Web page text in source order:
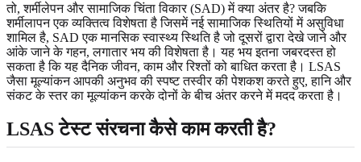
तो, शर्मीलेपन और सामाजिक चिंता विकार (SAD) में क्या अंतर है? जबकि
शर्मीलापन एक व्यक्तित्व विशेषता है जिसमें नई सामाजिक स्थितियों में असुविधा
शामिल है, SAD एक मानसिक स्वास्थ्य स्थिति है जो दूसरों द्वारा देखे जाने और
आंके जाने के गहन, लगातार भय की विशेषता है। यह भय इतना जबरदस्त हो
सकता है कि यह दैनिक जीवन, काम और रिश्तों को बाधित करता है। LSAS
जैसा मूल्यांकन आपकी अनुभव की स्पष्ट तस्वीर की पेशकश करते हुए, हानि और
संकट के स्तर का मूल्यांकन करके दोनों के बीच अंतर करने में मदद करता है।
LSAS टेस्ट संरचना कैसे काम करती है?